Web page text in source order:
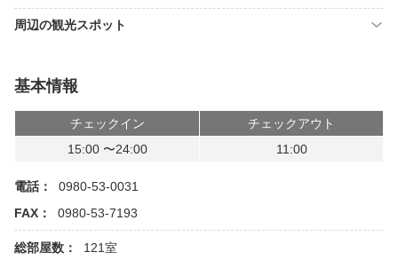
周辺の観光スポット
基本情報
チェックイン
チェックアウト
15:00 〜24:00
11:00
電話：
0980-53-0031
FAX：
0980-53-7193
総部屋数： 121室